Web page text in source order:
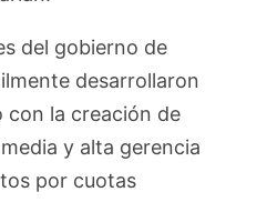
del gobierno de
desarrollaron
la creación de
y alta gerencia
por cuotas